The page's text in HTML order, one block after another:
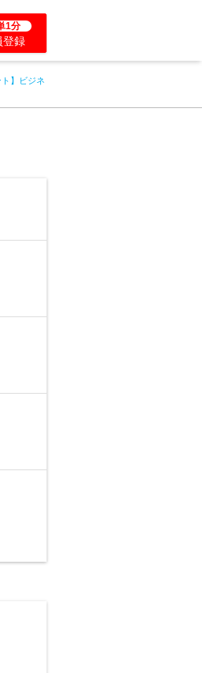
1分
登録
ト】ビジネ